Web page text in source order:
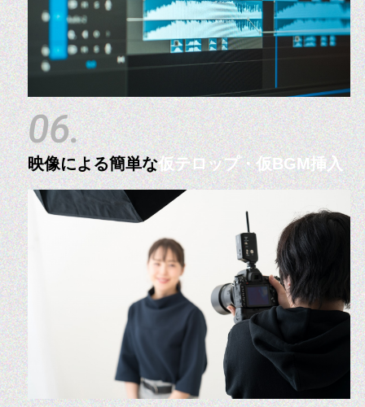
06.
映像による簡単な仮テロップ・仮BGM挿入